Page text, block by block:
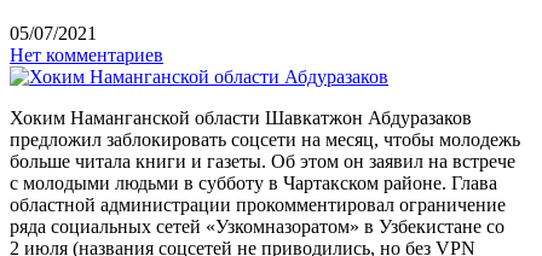
05/07/2021
Нет комментариев
Хоким Наманганской области Шавкатжон Абдуразаков
предложил заблокировать соцсети на месяц, чтобы молодежь
больше читала книги и газеты. Об этом он заявил на встрече
с молодыми людьми в субботу в Чартакском районе. Глава
областной администрации прокомментировал ограничение
ряда социальных сетей «Узкомназоратом» в Узбекистане со
2 июля (названия соцсетей не приводились, но без VPN